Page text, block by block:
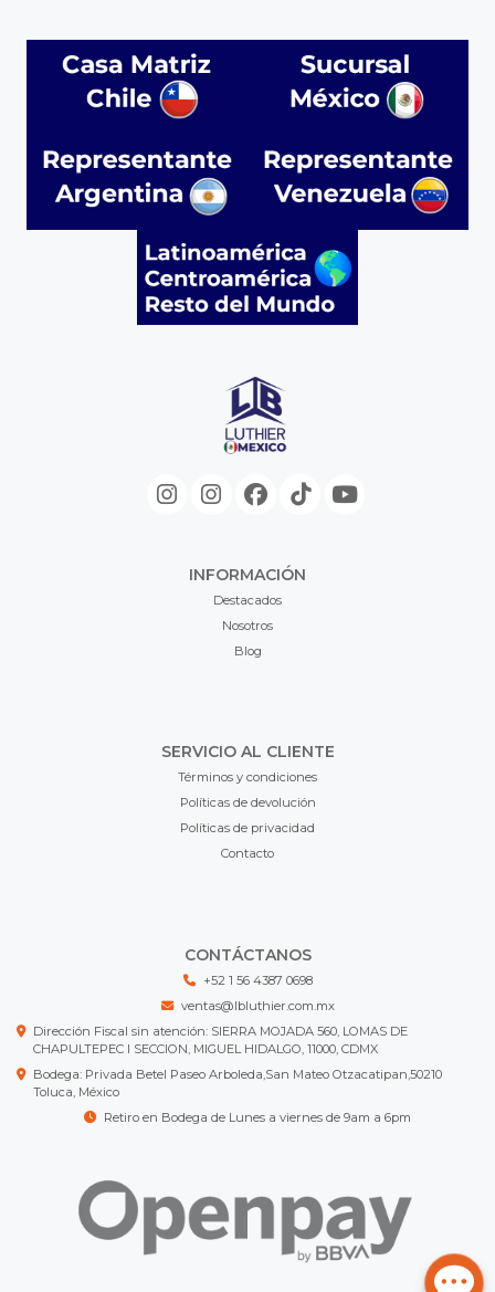
INFORMACIÓN
Destacados
Nosotros
Blog
SERVICIO AL CLIENTE
Términos y condiciones
Políticas de devolución
Políticas de privacidad
Contacto
CONTÁCTANOS
+52 1 56 4387 0698
ventas@lbluthier.com.mx
Dirección Fiscal sin atención: SIERRA MOJADA 560, LOMAS DE
CHAPULTEPEC I SECCION, MIGUEL HIDALGO, 11000, CDMX
Bodega: Privada Betel Paseo Arboleda,San Mateo Otzacatipan,50210
Toluca, México
Retiro en Bodega de Lunes a viernes de 9am a 6pm